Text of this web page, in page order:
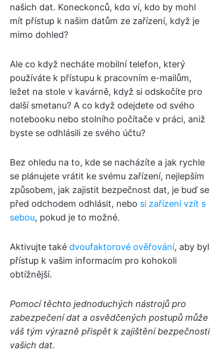
našich dat. Koneckonců, kdo ví, kdo by mohl
mít přístup k našim datům ze zařízení, když je
mimo dohled?
Ale co když necháte mobilní telefon, který
používáte k přístupu k pracovním e-mailům,
ležet na stole v kavárně, když si odskočíte pro
další smetanu? A co když odejdete od svého
notebooku nebo stolního počítače v práci, aniž
byste se odhlásili ze svého účtu?
Bez ohledu na to, kde se nacházíte a jak rychle
se plánujete vrátit ke svému zařízení, nejlepším
způsobem, jak zajistit bezpečnost dat, je buď se
před odchodem odhlásit, nebo si zařízení vzít s
sebou, pokud je to možné.
Aktivujte také dvoufaktorové ověřování, aby byl
přístup k vašim informacím pro kohokoli
obtížnější.
Pomocí těchto jednoduchých nástrojů pro
zabezpečení dat a osvědčených postupů může
váš tým výrazně přispět k zajištění bezpečnosti
vašich dat.